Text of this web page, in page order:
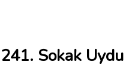
241. Sokak